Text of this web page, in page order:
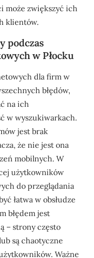
może zwiększyć ich
klientów.
podczas
w Płocku
dla firm w
błędów,
na ich
w wyszukiwarkach.
jest brak
że nie jest ona
mobilnych. W
użytkowników
do przeglądania
łatwa w obsłudze
błędem jest
– strony często
są chaotyczne
Ważne